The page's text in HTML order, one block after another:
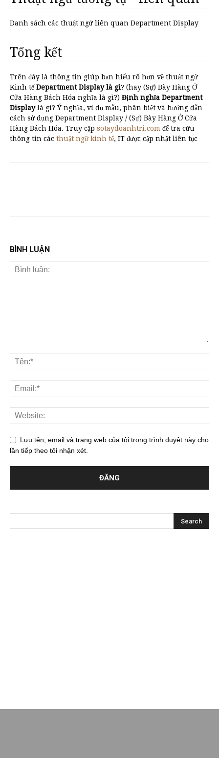
Danh sách các thuật ngữ liên quan Department Display
Tổng kết
Trên đây là thông tin giúp bạn hiểu rõ hơn về thuật ngữ
Kinh tếDepartment Display là gì? (hay (Sự) Bày Hàng Ở
Cửa Hàng Bách Hóa nghĩa là gì?) Định nghĩa Department
Displaylà gì? Ý nghĩa, ví dụ mẫu, phân biệt và hướng dẫn
cách sử dụng Department Display / (Sự) Bày Hàng Ở Cửa
Hàng Bách Hóa. Truy cập sotaydoanhtri.com để tra cứu
thông tin các thuật ngữ kinh tế, IT được cập nhật liên tục
BÌNH LUẬN
Lưu tên, email và trang web của tôi trong trình duyệt này cho
lần tiếp theo tôi nhận xét.